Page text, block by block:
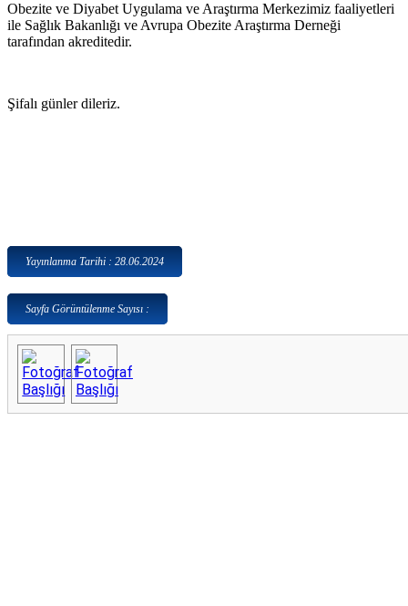
Obezite ve Diyabet Uygulama ve Araştırma Merkezimiz faaliyetleri
ile Sağlık Bakanlığı ve Avrupa Obezite Araştırma Derneği
tarafından akreditedir.
Şifalı günler dileriz.
Yayınlanma Tarihi : 28.06.2024
Sayfa Görüntülenme Sayısı :